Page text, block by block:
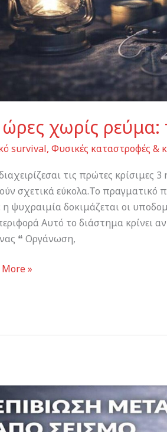
χωρίς ρεύμα:
survival, Φυσικές καταστροφές &
τις πρώτες κρίσιμες
σχετικά εύκολα.Το πραγματικό
η ψυχραιμία δοκιμάζεται οι
Αυτό το διάστημα κρίνει
❝ Οργάνωση,
More »